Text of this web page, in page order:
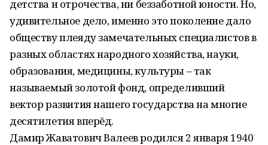
детства и отрочества, ни беззаботной юности. Но,
удивительное дело, именно это поколение дало
обществу плеяду замечательных специалистов в
разных областях народного хозяйства, науки,
образования, медицины, культуры – так
называемый золотой фонд, определивший
вектор развития нашего государства на многие
десятилетия вперёд.
Дамир Жаватович Валеев родился 2 января 1940